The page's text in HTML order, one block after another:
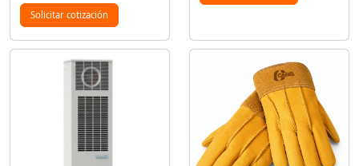
Solicitar cotización